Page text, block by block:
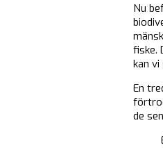
Nu
fiske.
kan
En
de